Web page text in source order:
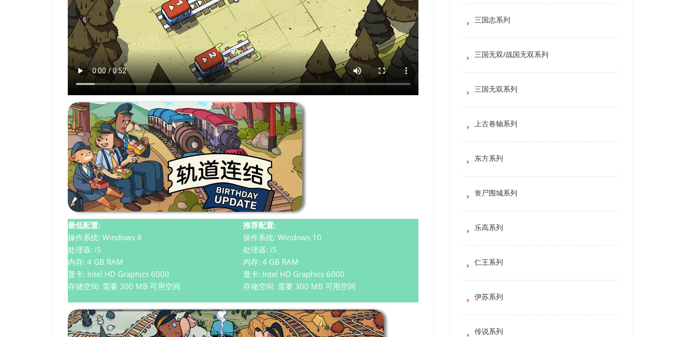
最低配置:
操作系统: Windows 8
处理器: i5
内存: 4 GB RAM
显卡: Intel HD Graphics 6000
存储空间: 需要 300 MB 可用空间
推荐配置:
操作系统: Windows 10
处理器: i5
内存: 4 GB RAM
显卡: Intel HD Graphics 6000
存储空间: 需要 300 MB 可用空间
三国志系列
三国无双/战国无双系列
三国无双系列
上古卷轴系列
东方系列
丧尸围城系列
乐高系列
仁王系列
伊苏系列
传说系列